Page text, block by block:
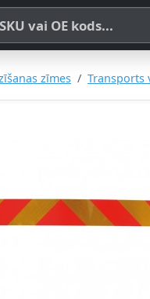
nosaukuma, SKU vai OE
zīmes Transports